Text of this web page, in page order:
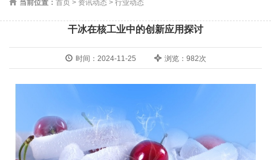
当前位置： 首页 > 资讯动态 > 行业动态
干冰在核工业中的创新应用探讨
时间：2024-11-25 浏览：982次